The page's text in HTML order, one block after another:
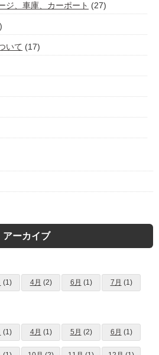
ジ、車庫、カーポート (27)
いて (17)
アーカイブ
(1) 4月 (2) 6月 (1) 7月 (1)
(1) 4月 (1) 5月 (2) 6月 (1)